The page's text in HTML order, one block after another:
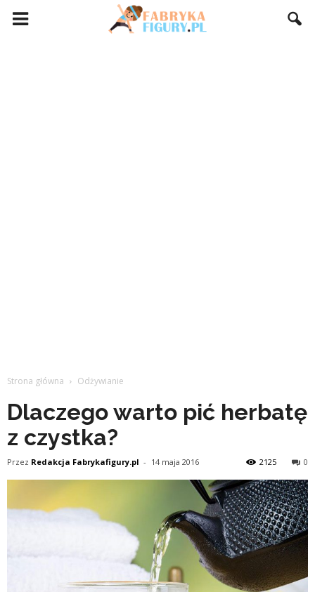
Strona główna Odżywianie
Dlaczego warto pić herbatę
z czystka?
Przez Redakcja Fabrykafigury.pl - 14 maja 2016 0
2125